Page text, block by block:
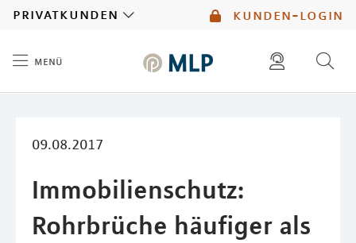
kunden-login
privatkunden
menü
09.08.2017
Immobilienschutz:
Rohrbrüche häufiger als